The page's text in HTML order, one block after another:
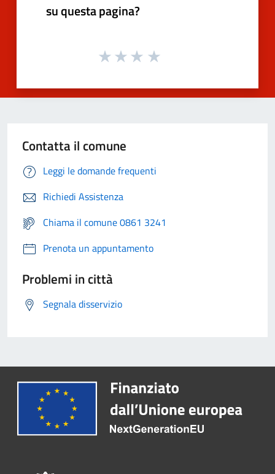
su questa pagina?
Contatta il comune
Leggi le domande frequenti
Richiedi Assistenza
Chiama il comune 0861 3241
Prenota un appuntamento
Problemi in città
Segnala disservizio